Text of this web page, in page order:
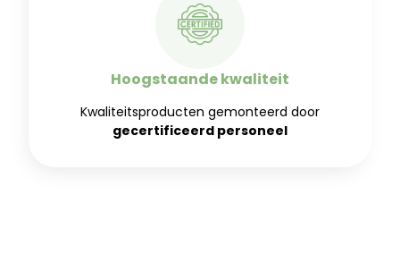
Hoogstaande kwaliteit
Kwaliteitsproducten gemonteerd door
gecertificeerd personeel